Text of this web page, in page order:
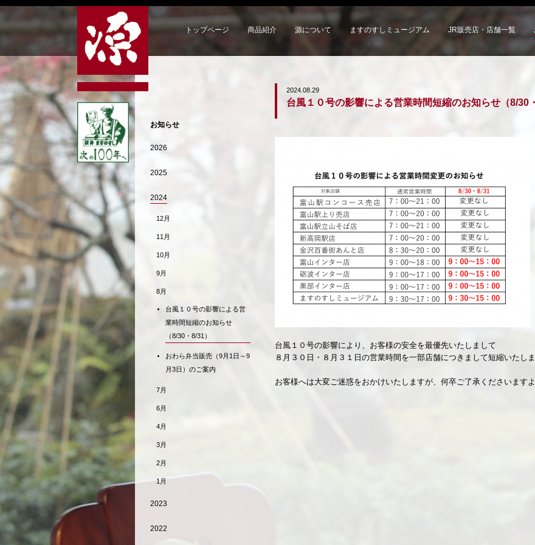
トップページ 商品紹介 源について ますのすしミュージアム JR販売店・店舗一覧
2024.08.29
台風１０号の影響による営業時間短縮のお知らせ（8/30
台風１０号の影響により、お客様の安全を最優先いたしまして
８月３０日・８月３１日の営業時間を一部店舗につきまして短縮いたしま
お客様へは大変ご迷惑をおかけいたしますが、何卒ご了承くださいます
お知らせ
2026
2025
2024
12月
11月
10月
9月
8月
台風１０号の影響による営
業時間短縮のお知らせ
（8/30・8/31）
おわら弁当販売（9月1日～9
月3日）のご案内
7月
6月
4月
3月
2月
1月
2023
2022